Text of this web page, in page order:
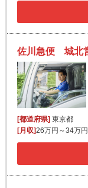
[都道府県]東京都
[月収]26万円～34万円